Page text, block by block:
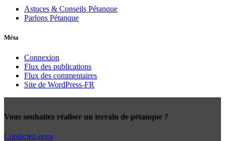
Astuces & Conseils Pétanque
Parlons Pétanque
Méta
Connexion
Flux des publications
Flux des commentaires
Site de WordPress-FR
Vous souhaitez réaliser un terrain de pétanque ?
Contactez-nous